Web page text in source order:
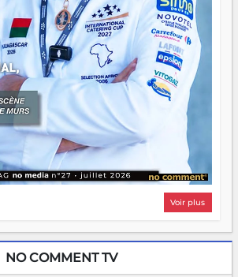
Voir plus
NO COMMENT TV